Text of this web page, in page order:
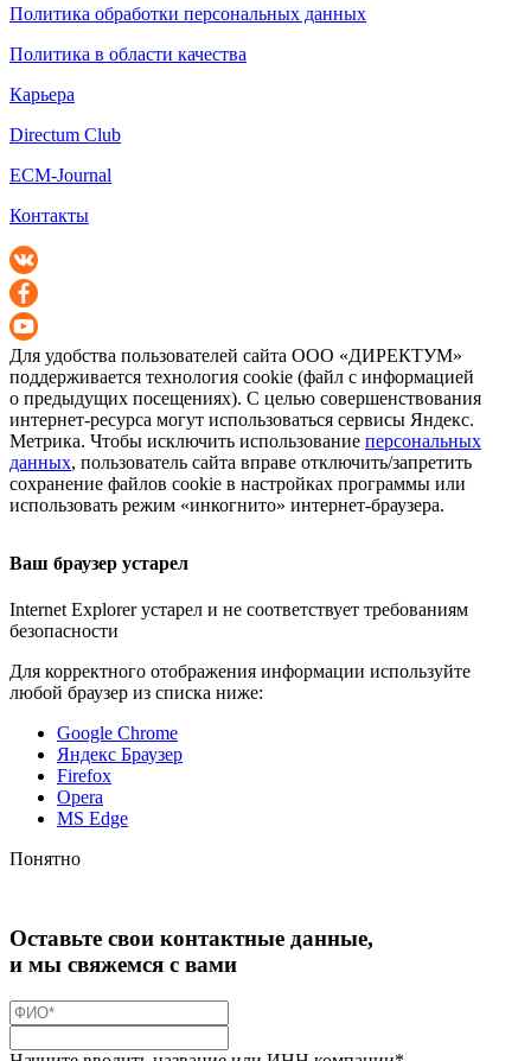
Политика обработки персональных данных
Политика в области качества
Карьера
Directum Club
ECM-Journal
Контакты
Для удобства пользователей сайта ООО «ДИРЕКТУМ»
поддерживается технология cookie (файл с информацией
о предыдущих посещениях). С целью совершенствования
интернет-ресурса могут использоваться сервисы Яндекс.
Метрика. Чтобы исключить использование персональных
данных, пользователь сайта вправе отключить/запретить
сохранение файлов cookie в настройках программы или
использовать режим «инкогнито» интернет-браузера.
Ваш браузер устарел
Internet Explorer устарел и не соответствует требованиям
безопасности
Для корректного отображения информации используйте
любой браузер из списка ниже:
Google Chrome
Яндекс Браузер
Firefox
Opera
MS Edge
Понятно
Оставьте свои контактные данные,
и мы свяжемся с вами